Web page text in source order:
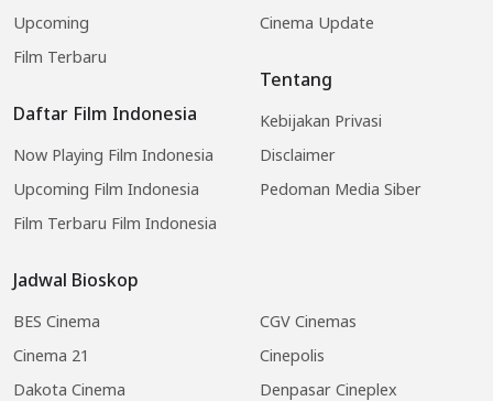
Upcoming
Film Terbaru
Daftar Film Indonesia
Now Playing Film Indonesia
Upcoming Film Indonesia
Film Terbaru Film Indonesia
Jadwal Bioskop
BES Cinema
CGV Cinemas
Cinema 21
Cinepolis
Dakota Cinema
Denpasar Cineplex
Cinema Update
Tentang
Kebijakan Privasi
Disclaimer
Pedoman Media Siber